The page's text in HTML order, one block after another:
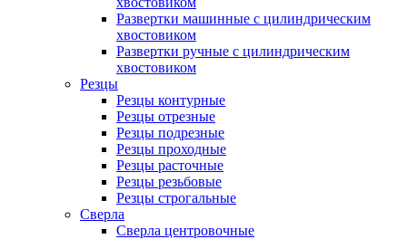
Развертки машинные с цилиндрическим
хвостовиком
Развертки ручные с цилиндрическим
хвостовиком
Резцы
Резцы контурные
Резцы отрезные
Резцы подрезные
Резцы проходные
Резцы расточные
Резцы резьбовые
Резцы строгальные
Сверла
Сверла центровочные